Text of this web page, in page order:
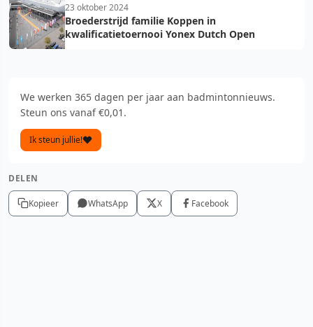
23 oktober 2024
Broederstrijd familie Koppen in
kwalificatietoernooi Yonex Dutch Open
We werken 365 dagen per jaar aan badmintonnieuws.
Steun ons vanaf €0,01.
Ik steun jullie!
DELEN
Kopieer WhatsApp X Facebook